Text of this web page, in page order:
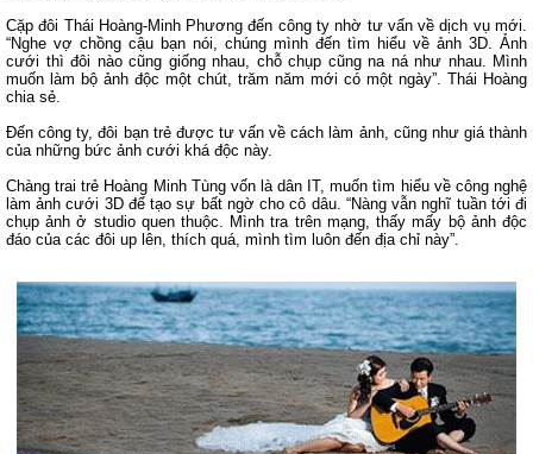
Cặp đôi Thái Hoàng-Minh Phương đến công ty nhờ tư vấn về dịch vụ mới.
“Nghe vợ chồng cậu bạn nói, chúng mình đến tìm hiểu về ảnh 3D. Ảnh
cưới thì đôi nào cũng giống nhau, chỗ chụp cũng na ná như nhau. Mình
muốn làm bộ ảnh độc một chút, trăm năm mới có một ngày”. Thái Hoàng
chia sẻ.
Đến công ty, đôi bạn trẻ được tư vấn về cách làm ảnh, cũng như giá thành
của những bức ảnh cưới khá độc này.
Chàng trai trẻ Hoàng Minh Tùng vốn là dân IT, muốn tìm hiểu về công nghệ
làm ảnh cưới 3D để tạo sự bất ngờ cho cô dâu. “Nàng vẫn nghĩ tuần tới đi
chụp ảnh ở studio quen thuộc. Mình tra trên mạng, thấy mấy bộ ảnh độc
đáo của các đôi up lên, thích quá, mình tìm luôn đến địa chỉ này”.